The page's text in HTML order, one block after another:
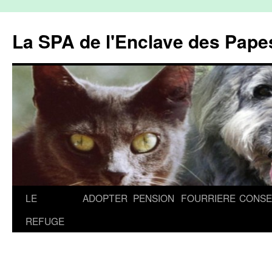
La SPA de l'Enclave des
Aller
LE
REFUGE
ADOPTER PENSION FOURRIERE